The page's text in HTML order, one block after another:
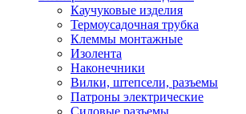
Каучуковые изделия
Термоусадочная трубка
Клеммы монтажные
Изолента
Наконечники
Вилки, штепсели, разъемы
Патроны электрические
Силовые разъемы